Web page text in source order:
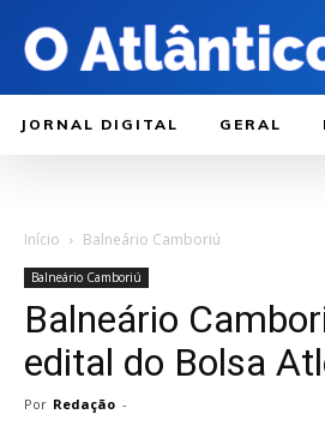
JORNAL DIGITAL GERAL
Início Balneário Camboriú
Balneário Camboriú
Balneário
edital do Bolsa
Por Redação -